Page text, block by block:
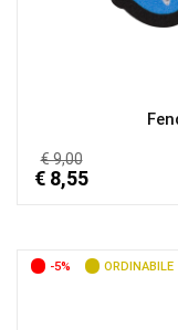
€ 9,00
€ 8,55
-5% ORDINABILE